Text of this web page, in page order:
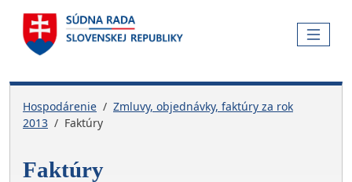
Skočiť na hlavnú navigáciu
Skočiť na obsah
Skočiť na bočnú lištu
Skočiť na pätičku
MENU
Hospodárenie
Zmluvy, objednávky, faktúry za rok
2013
Faktúry
Faktúry